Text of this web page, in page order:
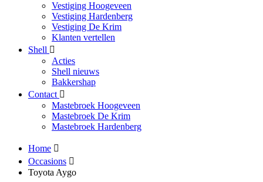
Vestiging Hoogeveen
Vestiging Hardenberg
Vestiging De Krim
Klanten vertellen
Shell
Acties
Shell nieuws
Bakkershap
Contact
Mastebroek Hoogeveen
Mastebroek De Krim
Mastebroek Hardenberg
Home
Occasions
Toyota Aygo